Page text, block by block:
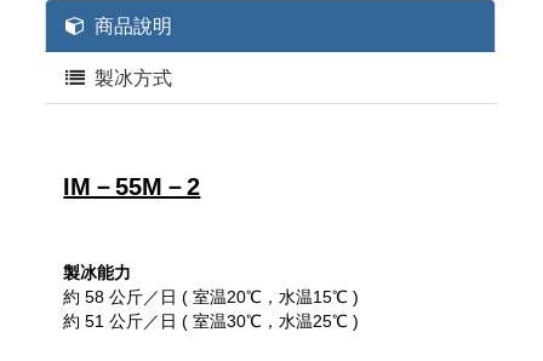
商品說明
製冰方式
IM－55M－2
製冰能力
約 58 公斤／日 ( 室温20℃，水温15℃ )
約 51 公斤／ 日 ( 室温30℃，水温25℃ )